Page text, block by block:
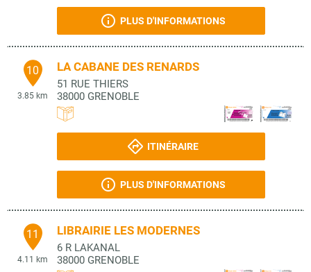
PLUS D'INFORMATIONS
10
3.85 km
LA CABANE DES RENARDS
51 RUE THIERS
38000 GRENOBLE
ITINÉRAIRE
PLUS D'INFORMATIONS
11
4.11 km
LIBRAIRIE LES MODERNES
6 R LAKANAL
38000 GRENOBLE